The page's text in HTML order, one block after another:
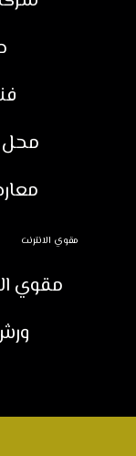
محل
مقوي الانترنت
مقوي